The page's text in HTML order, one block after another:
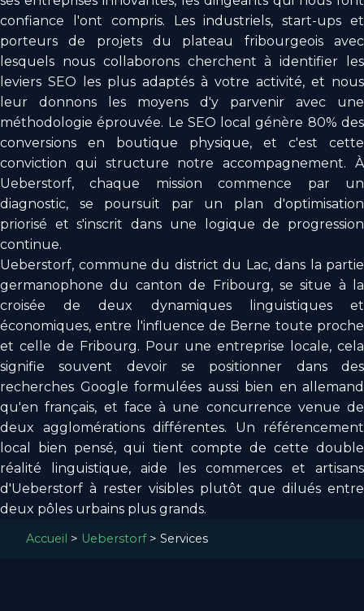
confiance l'ont compris. Les industriels, start-ups et
porteurs de projets du plateau fribourgeois avec
lesquels nous collaborons cherchent à identifier les
leviers SEO les plus adaptés à votre activité, et nous
leur donnons les moyens d'y parvenir avec une
méthodologie éprouvée. Le SEO local génère 80% des
conversions en boutique physique, et c'est cette
conviction qui structure notre accompagnement. À
Ueberstorf, chaque mission commence par un
diagnostic, se poursuit par un plan d'optimisation
priorisé et s'inscrit dans une logique de progression
continue.
Ueberstorf, commune du district du Lac, dans la partie
germanophone du canton de Fribourg, se situe à la
croisée de deux dynamiques linguistiques et
économiques, entre l'influence de Berne toute proche
et celle de Fribourg. Pour une entreprise locale, cela
signifie souvent devoir se positionner dans des
recherches Google formulées aussi bien en allemand
qu'en français, et face à une concurrence venue de
deux agglomérations différentes. Un référencement
local bien pensé, qui tient compte de cette double
réalité linguistique, aide les commerces et artisans
d'Ueberstorf à rester visibles plutôt que dilués entre
deux pôles urbains plus grands.
Accueil > Ueberstorf> Services